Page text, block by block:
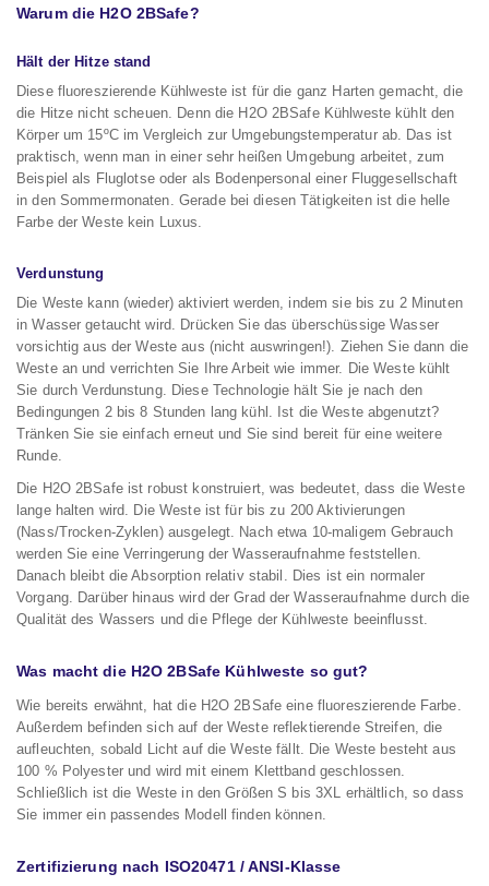
Warum die H2O 2BSafe?
Hält der Hitze stand
Diese fluoreszierende Kühlweste ist für die ganz Harten gemacht, die
die Hitze nicht scheuen. Denn die H2O 2BSafe Kühlweste kühlt den
Körper um 15ºC im Vergleich zur Umgebungstemperatur ab. Das ist
praktisch, wenn man in einer sehr heißen Umgebung arbeitet, zum
Beispiel als Fluglotse oder als Bodenpersonal einer Fluggesellschaft
in den Sommermonaten. Gerade bei diesen Tätigkeiten ist die helle
Farbe der Weste kein Luxus.
Verdunstung
Die Weste kann (wieder) aktiviert werden, indem sie bis zu 2 Minuten
in Wasser getaucht wird. Drücken Sie das überschüssige Wasser
vorsichtig aus der Weste aus (nicht auswringen!). Ziehen Sie dann die
Weste an und verrichten Sie Ihre Arbeit wie immer. Die Weste kühlt
Sie durch Verdunstung. Diese Technologie hält Sie je nach den
Bedingungen 2 bis 8 Stunden lang kühl. Ist die Weste abgenutzt?
Tränken Sie sie einfach erneut und Sie sind bereit für eine weitere
Runde.
Die H2O 2BSafe ist robust konstruiert, was bedeutet, dass die Weste
lange halten wird. Die Weste ist für bis zu 200 Aktivierungen
(Nass/Trocken-Zyklen) ausgelegt. Nach etwa 10-maligem Gebrauch
werden Sie eine Verringerung der Wasseraufnahme feststellen.
Danach bleibt die Absorption relativ stabil. Dies ist ein normaler
Vorgang. Darüber hinaus wird der Grad der Wasseraufnahme durch die
Qualität des Wassers und die Pflege der Kühlweste beeinflusst.
Was macht die H2O 2BSafe Kühlweste so gut?
Wie bereits erwähnt, hat die H2O 2BSafe eine fluoreszierende Farbe.
Außerdem befinden sich auf der Weste reflektierende Streifen, die
aufleuchten, sobald Licht auf die Weste fällt. Die Weste besteht aus
100 % Polyester und wird mit einem Klettband geschlossen.
Schließlich ist die Weste in den Größen S bis 3XL erhältlich, so dass
Sie immer ein passendes Modell finden können.
Zertifizierung nach ISO20471 / ANSI-Klasse